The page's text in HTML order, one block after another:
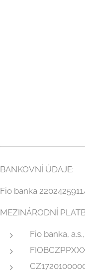
BANKOVNÍ ÚDAJE:
Fio banka
MEZINÁRODNÍ
Fio banka,